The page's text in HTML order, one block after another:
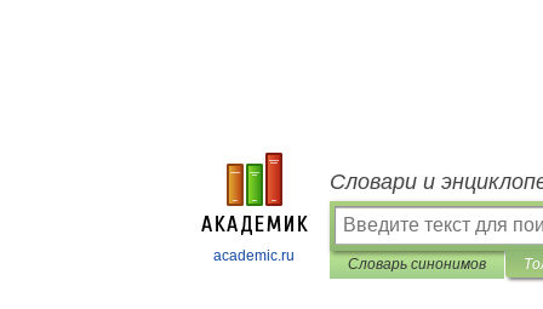
academic.ru
Словари и
Словарь синонимов